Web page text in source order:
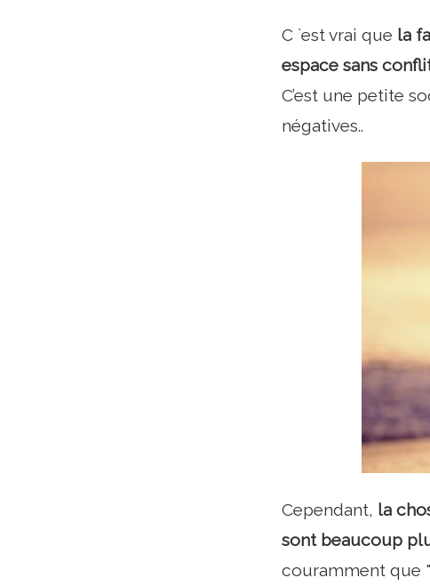
C `est vrai que la
espace sans
C’est une petite
négatives..
Cependant, la
sont beaucoup
couramment que